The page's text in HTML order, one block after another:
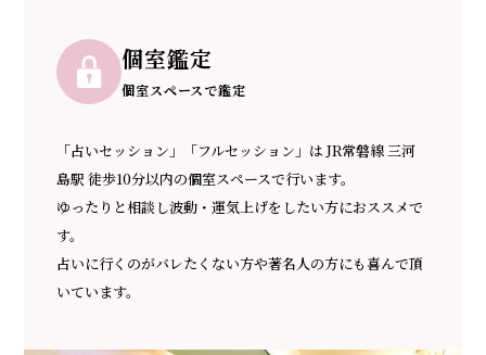
個室鑑定
個室スペースで鑑定
「占いセッション」「フルセッション」は JR常磐線 三河
島駅 徒歩10分以内の個室スペースで行います。
ゆったりと相談し波動・運気上げをしたい方におススメで
す。
占いに行くのがバレたくない方や著名人の方にも喜んで頂
いています。